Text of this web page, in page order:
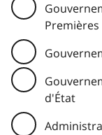
d'État